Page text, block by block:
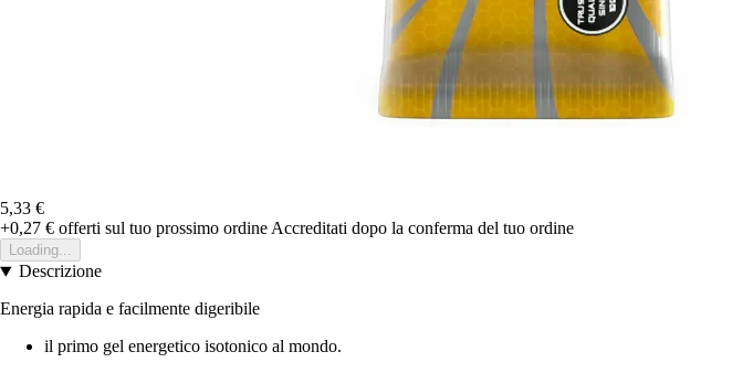
5,33 €
+0,27 € offerti sul tuo prossimo ordineAccreditati dopo la conferma del tuo ordine
Loading...
Descrizione
Energia rapida e facilmente digeribile
il primo gel energetico isotonico al mondo.